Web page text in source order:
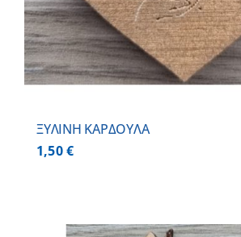
ΞΥΛΙΝΗ ΚΑΡΔΟΥΛΑ
1,50€